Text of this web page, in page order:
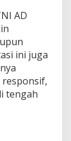
AD
ini juga
tengah